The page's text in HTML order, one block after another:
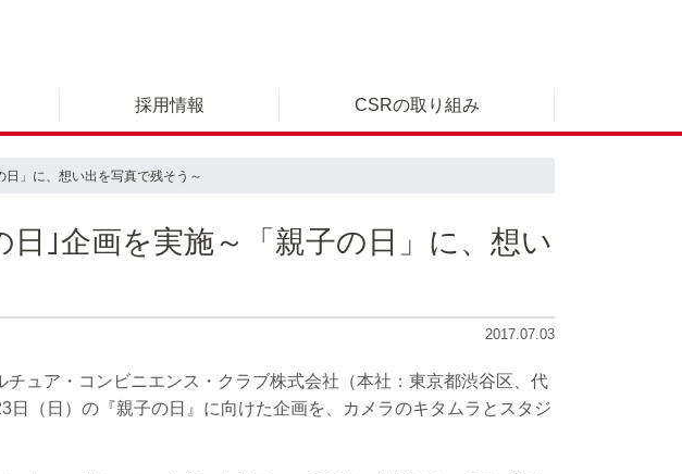
採用情報 CSRの取り組み
」に、想い出を写真で残そう～
｣企画を実施～「親子の日」に、想い
2017.07.03
ュア・コンビニエンス・クラブ株式会社（本社：東京都渋谷区、代
（日）の『親子の日』に向けた企画を、カメラのキタムラとスタジ